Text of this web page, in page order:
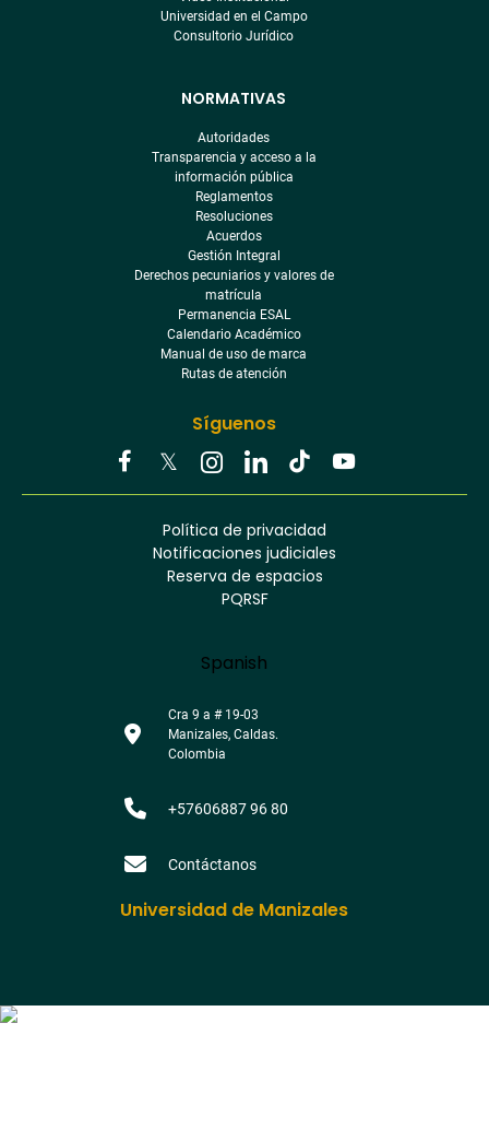
Síguenos
TwitterInstagramLinkedinTiktokYoutube
Universidad en el Campo
Consultorio Jurídico
NORMATIVAS
Autoridades
Transparencia y acceso a la
información pública
Reglamentos
Resoluciones
Acuerdos
Gestión Integral
Derechos pecuniarios y valores de
matrícula
Permanencia ESAL
Calendario Académico
Manual de uso de marca
Rutas de atención
Política de privacidad
Notificaciones judiciales
Reserva de espacios
PQRSF
Language
Spanish
Cra 9 a # 19-03
Manizales, Caldas.
Colombia
+57606887 96 80
Contáctanos
Universidad de Manizales